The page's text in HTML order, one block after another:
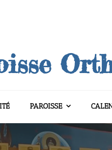
PAROISSE